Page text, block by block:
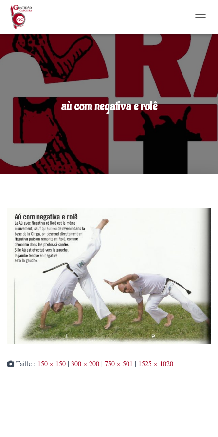
aù com negativa e rolê
Taille : 150 × 150 | 300 × 200 | 750 × 501 | 1525 × 1020